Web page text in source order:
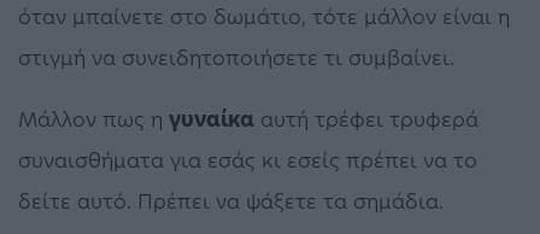
όταν μπαίνετε στο δωμάτιο, τότε μάλλον είναι η
στιγμή να συνειδητοποιήσετε τι συμβαίνει.
Μάλλον πως η γυναίκα αυτή τρέφει τρυφερά
συναισθήματα για εσάς κι εσείς πρέπει να το
δείτε αυτό. Πρέπει να ψάξετε τα σημάδια.